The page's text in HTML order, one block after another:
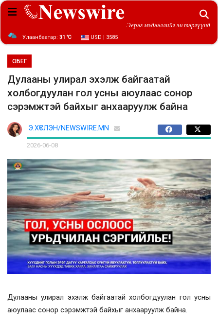
Эерэг мэдээллийг эн тэргүүнд
Улаанбаатар: 31 ℃ USD | 3585
ОБЕГ
Дулааны улирал эхэлж байгаатай
холбогдуулан гол усны аюулаас сонор
сэрэмжтэй байхыг анхааруулж байна
Э.ХҮСЛЭН/NEWSWIRE.MN
2026-06-08
Дулааны улирал эхэлж байгаатай холбогдуулан гол усны
аюулаас сонор сэрэмжтэй байхыг анхааруулж байна.